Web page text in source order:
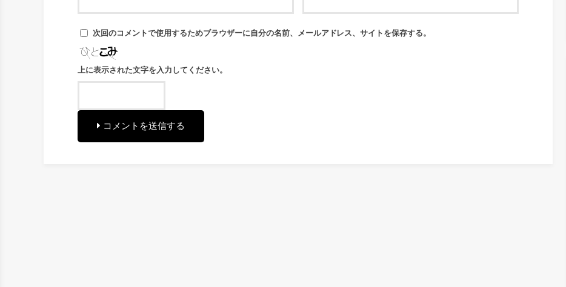
次回のコメントで使用するためブラウザーに自分の名前、メールアドレス、サイトを保存する。
上に表示された文字を入力してください。
コメントを送信する